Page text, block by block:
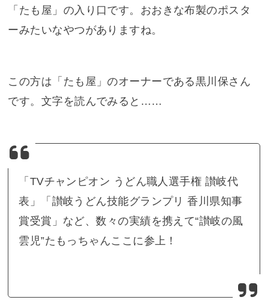
「たも屋」の入り口です。おおきな布製のポスタ
ーみたいなやつがありますね。
この方は「たも屋」のオーナーである黒川保さん
です。文字を読んでみると……
「TVチャンピオン うどん職人選手権 讃岐代
表」「讃岐うどん技能グランプリ 香川県知事
賞受賞」など、数々の実績を携えて“讃岐の風
雲児”たもっちゃんここに参上！